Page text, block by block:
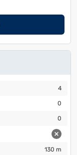
4
0
0
130 m